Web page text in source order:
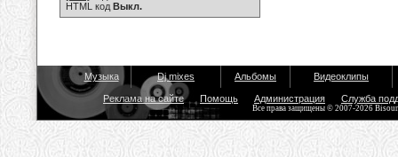
HTML код Выкл.
Музыка Dj mixes Альбомы Видеоклипы
Реклама на сайте Помощь Администрация Служба
Все права защищены © 2007-2026